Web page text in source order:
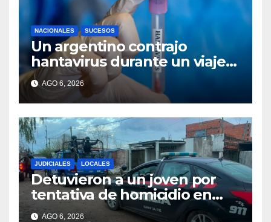
NACIONALES SUCESOS
Un argentino contrajo
hantavirus durante un viaje
por Europa y permanece
aislado en España
AGO 6, 2026
JUDICIALES LOCALES
Detuvieron a un joven por
tentativa de homicidio en
barrio 12 de Octubre
AGO 6, 2026